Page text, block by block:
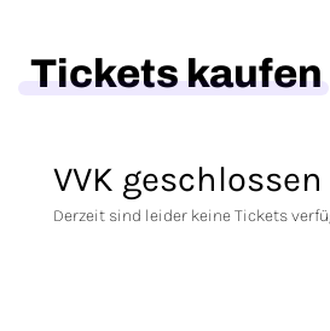
Tickets kaufen
VVK geschlossen
Derzeit sind leider keine Tickets